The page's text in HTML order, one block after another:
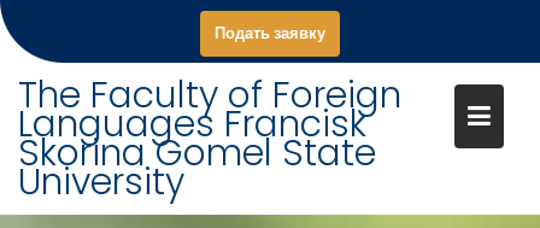
S
o
Подать заявку
The Faculty of Foreign
Languages Francisk
Skorina Gomel State
University